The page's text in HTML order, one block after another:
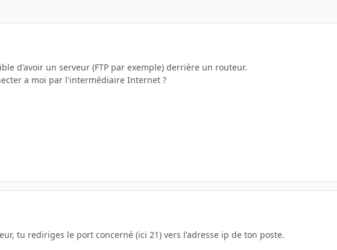
d'avoir un serveur (FTP par exemple) derrière un routeur.
a moi par l'intermédiaire Internet ?
tu rediriges le port concerné (ici 21) vers l'adresse ip de ton poste.